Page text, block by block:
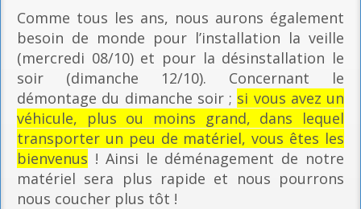
Comme tous les ans, nous aurons également
besoin de monde pour l’installation la veille
(mercredi 08/10) et pour la désinstallation le
soir (dimanche 12/10). Concernant le
démontage du dimanche soir ; si vous avez un
véhicule, plus ou moins grand, dans lequel
transporter un peu de matériel, vous êtes les
bienvenus ! Ainsi le déménagement de notre
matériel sera plus rapide et nous pourrons
nous coucher plus tôt !